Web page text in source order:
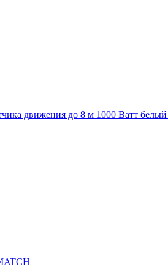
движения до 8 м 1000 Ватт